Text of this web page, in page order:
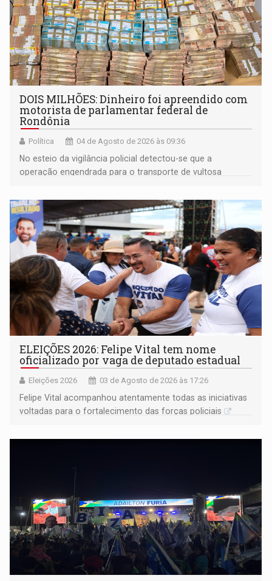
DOIS MILHÕES: Dinheiro foi apreendido com
motorista de parlamentar federal de
Rondônia
Política 04 de Agosto de 2026 às 09:36
No esteio da vigilância policial detectou-se que a
operação engendrada para o transporte de vultosa
ELEIÇÕES 2026: Felipe Vital tem nome
oficializado por vaga de deputado estadual
Eleições 2026 03 de Agosto de 2026 às 17:26
Felipe Vital acompanhou atentamente todas as iniciativas
voltadas para o fortalecimento das forças policiais